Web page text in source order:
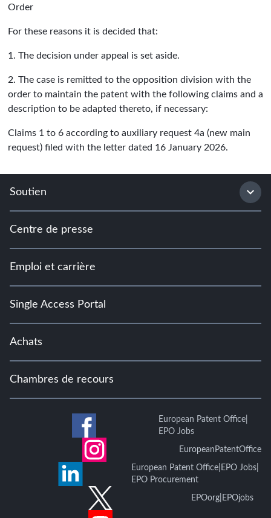
Order
For these reasons it is decided that:
1. The decision under appeal is set aside.
2. The case is remitted to the opposition division with the
order to maintain the patent with the following claims and a
description to be adapted thereto, if necessary:
Claims 1 to 6 according to auxiliary request 4a (new main
request) filed with the letter dated 16 January 2026.
Soutien
Centre de presse
Emploi et carrière
Single Access Portal
Achats
Chambres de recours
European Patent Office
EPO Jobs
EuropeanPatentOffice
European Patent Office| EPO Jobs|
EPO Procurement
EPOorg EPOjobs